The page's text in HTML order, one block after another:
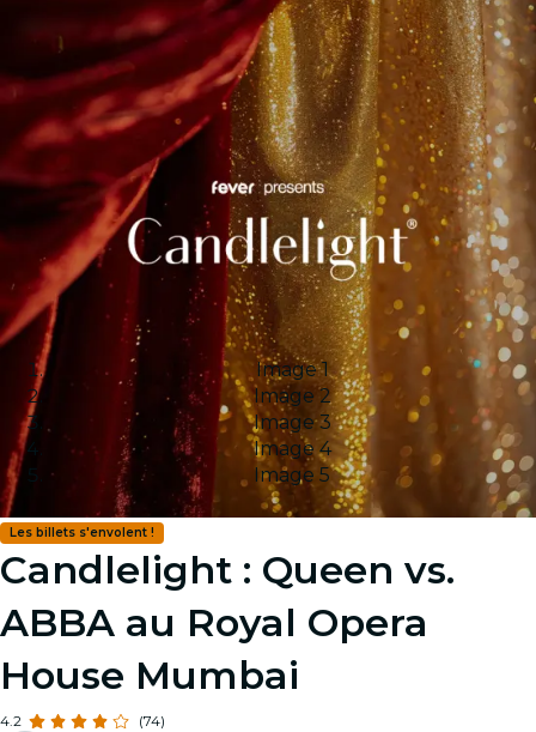
Image 1
Image 2
Image 3
Image 4
Image 5
Les billets s'envolent !
Candlelight : Queen vs.
ABBA au Royal Opera
House Mumbai
4.2 (74)